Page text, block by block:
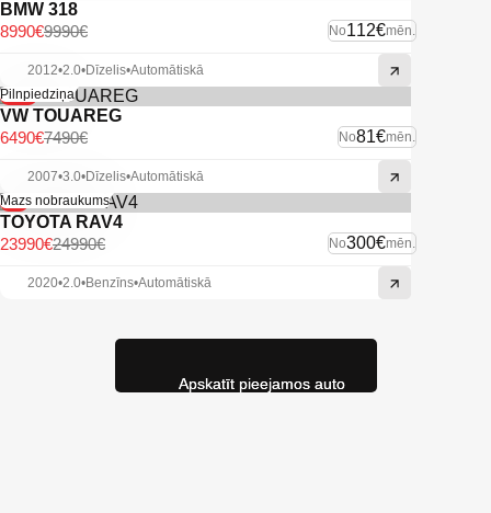
BMW 318
No112€mēn.
9990€
8990€
2012•2.0•Dīzelis•Automātiskā
-13%
Pilnpiedziņa
VW TOUAREG
No81€mēn.
7490€
6490€
2007•3.0•Dīzelis•Automātiskā
-4%
Mazs nobraukums
TOYOTA RAV4
No300€mēn.
24990€
23990€
2020•2.0•Benzīns•Automātiskā